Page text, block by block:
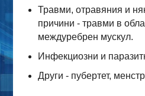
Травми, отравяния и
причини - травми в
междуребрен мускул.
Инфекциозни и
Други - пубертет,